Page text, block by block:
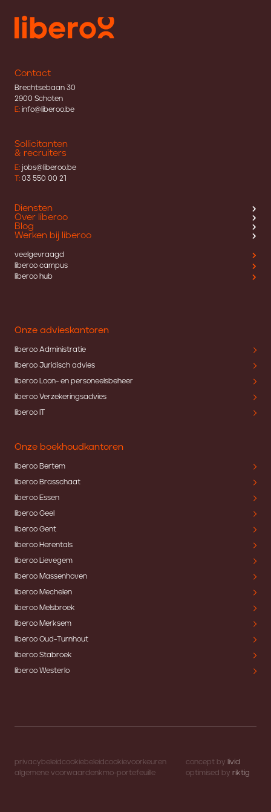
Contact
Brechtsebaan 30
2900 Schoten
E: info@liberoo.be
Sollicitanten
& recruiters
E: jobs@liberoo.be
T: 03 550 00 21
Diensten
Over liberoo
Blog
Werken bij liberoo
veelgevraagd
liberoo campus
liberoo hub
Onze advieskantoren
liberoo Administratie
liberoo Juridisch advies
liberoo Loon- en personeelsbeheer
liberoo Verzekeringsadvies
liberoo IT
Onze boekhoudkantoren
liberoo Bertem
liberoo Brasschaat
liberoo Essen
liberoo Geel
liberoo Gent
liberoo Herentals
liberoo Lievegem
liberoo Massenhoven
liberoo Mechelen
liberoo Melsbroek
liberoo Merksem
liberoo Oud-Turnhout
liberoo Stabroek
liberoo Westerlo
privacybeleidcookiebeleidcookievoorkeuren
algemene voorwaardenkmo-portefeuille
concept by livid
optimised byriktig